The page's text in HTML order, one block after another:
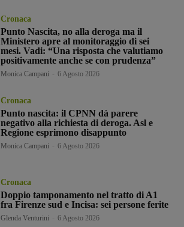
Cronaca
Punto Nascita, no alla deroga ma il
Ministero apre al monitoraggio di sei
mesi. Vadi: “Una risposta che valutiamo
positivamente anche se con prudenza”
Monica Campani 6 Agosto 2026
Cronaca
Punto nascita: il CPNN dà parere
negativo alla richiesta di deroga. Asl e
Regione esprimono disappunto
Monica Campani 6 Agosto 2026
Cronaca
Doppio tamponamento nel tratto di A1
fra Firenze sud e Incisa: sei persone ferite
Glenda Venturini 6 Agosto 2026